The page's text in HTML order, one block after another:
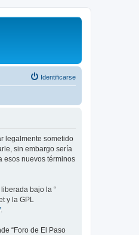
Identificarse
legalmente sometido
sin embargo sería
esos nuevos términos
liberada bajo la “
y la GPL
.
“Foro de El Paso